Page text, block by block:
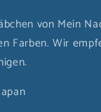
von Mein
Farben. Wir